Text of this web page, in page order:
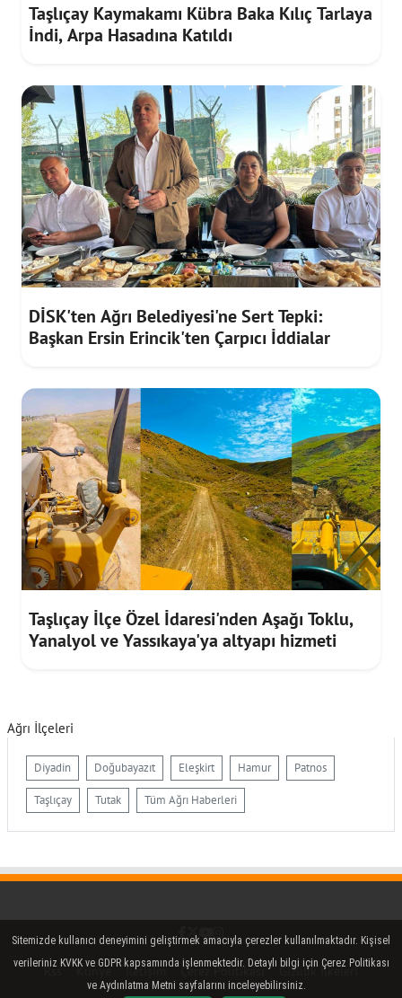
Taşlıçay Kaymakamı Kübra Baka Kılıç Tarlaya
İndi, Arpa Hasadına Katıldı
DİSK'ten Ağrı Belediyesi'ne Sert Tepki:
Başkan Ersin Erincik'ten Çarpıcı İddialar
Taşlıçay İlçe Özel İdaresi'nden Aşağı Toklu,
Yanalyol ve Yassıkaya'ya altyapı hizmeti
Ağrı İlçeleri
Diyadin Doğubayazıt Eleşkirt Hamur Patnos
Taşlıçay Tutak Tüm Ağrı Haberleri
Facebook
Twitter (X)
YouTube
Instagram
Rss Künye İletişim Çerez Politikası
Gizlilik İlkeleri
Sitemizde kullanıcı deneyimini geliştirmek amacıyla çerezler kullanılmaktadır. Kişisel
verileriniz KVKK ve GDPR kapsamında işlenmektedir. Detaylı bilgi için Çerez Politikası
ve Aydınlatma Metni sayfalarını inceleyebilirsiniz.